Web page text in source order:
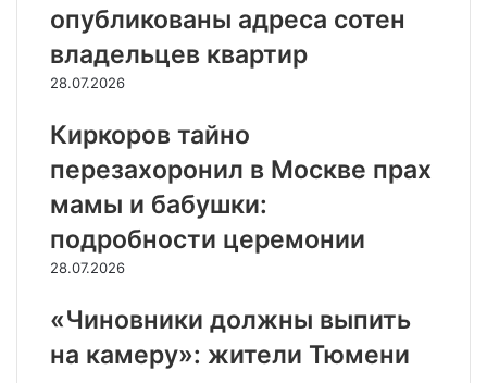
опубликованы адреса сотен
владельцев квартир
28.07.2026
Киркоров тайно
перезахоронил в Москве прах
мамы и бабушки:
подробности церемонии
28.07.2026
«Чиновники должны выпить
на камеру»: жители Тюмени